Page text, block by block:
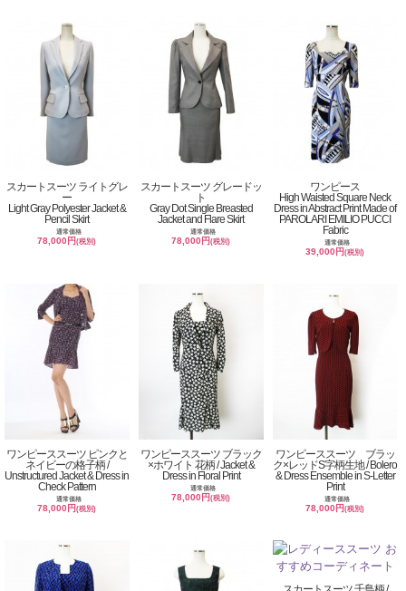
スカートスーツ ライトグレ
ー
Light Gray Polyester Jacket &
Pencil Skirt
通常価格
78,000円(税別)
スカートスーツ グレードッ
ト
Gray Dot Single Breasted
Jacket and Flare Skirt
通常価格
78,000円(税別)
ワンピース
High Waisted Square Neck
Dress in Abstract Print Made of
PAROLARI EMILIO PUCCI
Fabric
通常価格
39,000円(税別)
ワンピーススーツ ピンクと
ネイビーの格子柄 /
Unstructured Jacket & Dress in
Check Pattern
通常価格
78,000円(税別)
ワンピーススーツ ブラック
×ホワイト 花柄 / Jacket &
Dress in Floral Print
通常価格
78,000円(税別)
ワンピーススーツ ブラッ
ク×レッドS字柄生地 / Bolero
& Dress Ensemble in S-Letter
Print
通常価格
78,000円(税別)